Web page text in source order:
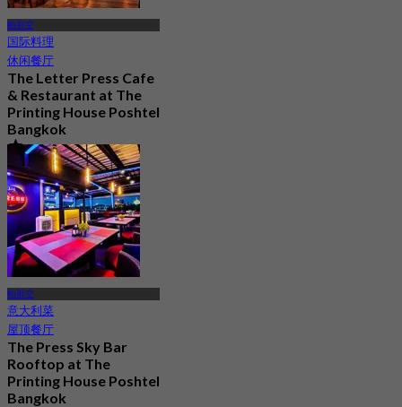
帕那空
国际料理
休闲餐厅
The Letter Press Cafe
& Restaurant at The
Printing House Poshtel
Bangkok
5.0
39 已预订
起฿ 622.5
帕那空
意大利菜
屋顶餐厅
The Press Sky Bar
Rooftop at The
Printing House Poshtel
Bangkok